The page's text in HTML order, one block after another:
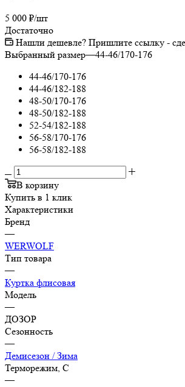
5 000 ₽/шт
Достаточно
Нашли дешевле? Пришлите ссылку -
Выбранный размер—44-46/170-176
44-46/170-176
44-46/182-188
48-50/170-176
48-50/182-188
52-54/182-188
56-58/170-176
56-58/182-188
В корзину
Купить в 1 клик
Характеристики
Бренд
—
WERWOLF
Тип товара
—
Куртка флисовая
Модель
—
ДОЗОР
Сезонность
—
Демисезон / Зима
Терморежим, C
—